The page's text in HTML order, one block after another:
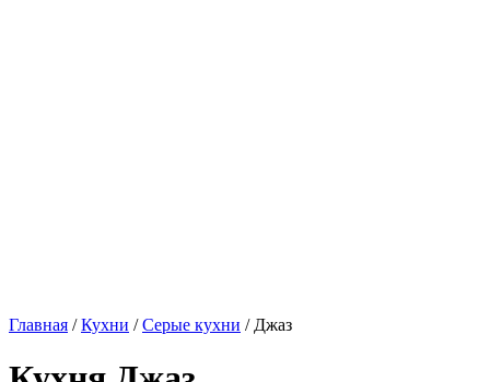
Главная /Кухни /Серые кухни / Джаз